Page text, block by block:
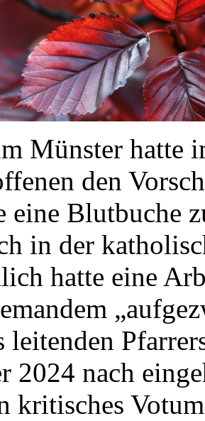
Münster hatte
den
eine Blutbuche
in der
hatte eine
leitenden
2024 nach
kritisches